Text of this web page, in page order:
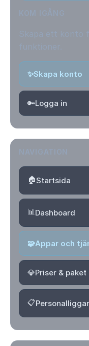
✨Skapa konto
🔑Logga in
🏠Startsida
📊Dashboard
🧩Appar och
💎Priser & paket
📋